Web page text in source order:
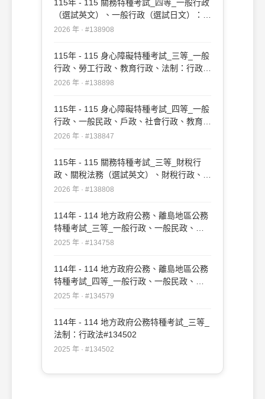
115年 - 115 關務特種考試_四等_一般行政
（選試英文）、一般行政（選試日文）：行
政法概要#138908
2026 年 · #138908
115年 - 115 身心障礙特種考試_三等_一般
行政、勞工行政、教育行政、法制：行政法
#138898
2026 年 · #138898
115年 - 115 身心障礙特種考試_四等_一般
行政、一般民政、戶政、社會行政、教育行
政：行政法概要#138847
2026 年 · #138847
115年 - 115 關務特種考試_三等_財稅行
政、關稅法務（選試英文）、財稅行政、關
稅法務（選試日文）：行政法#138808
2026 年 · #138808
114年 - 114 地方政府公務、離島地區公務
特種考試_三等_一般行政、一般民政、戶
政、原住民族行政、社會行政、勞工行政、
政、農業行政：行政法#134758
2025 年 · #134758
114年 - 114 地方政府公務、離島地區公務
特種考試_四等_一般行政、一般民政、客
家事務行政、戶政、原住民族行政、社會行
行政、法律廉政、財經廉政：行政法概要
#134579
2025 年 · #134579
114年 - 114 地方政府公務特種考試_三等_
法制：行政法#134502
2025 年 · #134502